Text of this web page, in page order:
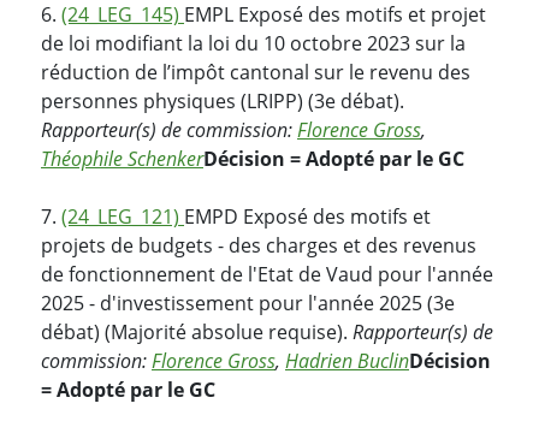
6. (24_LEG_145) EMPL Exposé des motifs et projet
de loi modifiant la loi du 10 octobre 2023 sur la
réduction de l’impôt cantonal sur le revenu des
personnes physiques (LRIPP) (3e débat).
Rapporteur(s) de commission:Florence Gross,
Théophile SchenkerDécision = Adopté par le GC
7. (24_LEG_121) EMPD Exposé des motifs et
projets de budgets - des charges et des revenus
de fonctionnement de l'Etat de Vaud pour l'année
2025 - d'investissement pour l'année 2025 (3e
débat) (Majorité absolue requise). Rapporteur(s) de
commission:Florence Gross, Hadrien BuclinDécision
= Adopté par le GC